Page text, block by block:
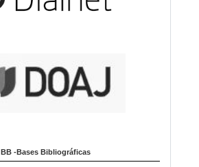
BB -Bases Bibliográficas